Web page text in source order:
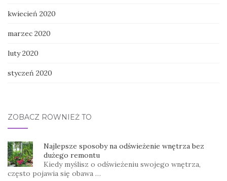
kwiecień 2020
marzec 2020
luty 2020
styczeń 2020
ZOBACZ RÓWNIEŻ TO
Najlepsze sposoby na odświeżenie wnętrza bez
dużego remontu
Kiedy myślisz o odświeżeniu swojego wnętrza,
często pojawia się obawa …